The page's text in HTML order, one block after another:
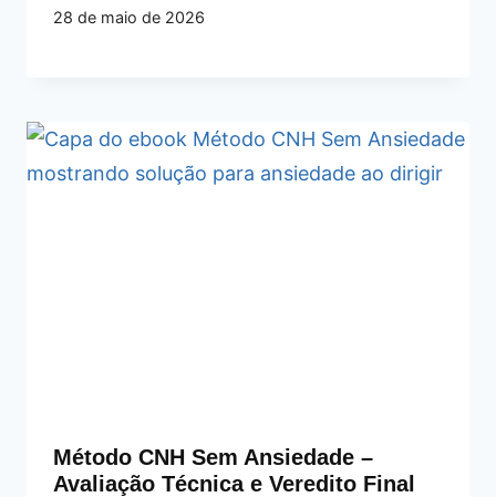
28 de maio de 2026
Método CNH Sem Ansiedade –
Avaliação Técnica e Veredito Final